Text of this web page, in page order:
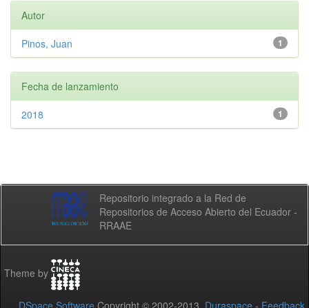
Autor
1
Pinos, Juan
Fecha de lanzamiento
1
2018
Repositorio integrado a la Red de
Repositorios de Acceso Abierto del Ecuador -
RRAAE
Theme by
DSpace Software Copyright © 2002-2013 Duraspace - Feedback